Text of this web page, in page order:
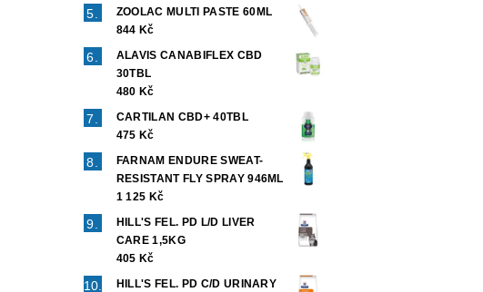
ZOOLAC MULTI PASTE 60ML
844 Kč
ALAVIS CANABIFLEX CBD
30TBL
480 Kč
CARTILAN CBD+ 40TBL
475 Kč
FARNAM ENDURE SWEAT-
RESISTANT FLY SPRAY 946ML
1 125 Kč
HILL'S FEL. PD L/D LIVER
CARE 1,5KG
405 Kč
HILL'S FEL. PD C/D URINARY